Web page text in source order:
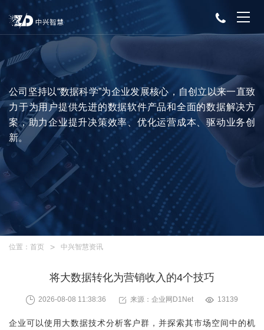
公司坚持以“数据科学”为企业发展核心，自创立以来一直致
力于为用户提供先进的数据软件产品和全面的数据解决方
案，助力企业提升决策效率、优化运营成本、驱动业务创
新。
位置： 首页 中兴智慧资讯
将大数据转化为营销收入的4个技巧
2026-08-08 11:38:36 来源：企业网D1Net 13139
企业可以使用大数据技术分析客户群，并探索其市场空间中的机